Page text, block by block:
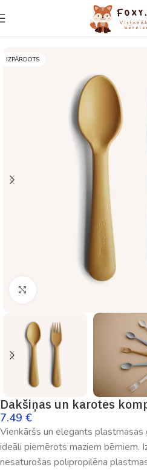
Sākums Trauki un
IZPĀRDOTS
Dakšiņas un karotes
7.49 €
Vienkāršs un elegants
ideāli piemērots maziem bērniem.
nesaturošas polipropilēna